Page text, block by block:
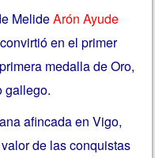
MelideArón Ayude
en el primer
medalla de Oro,
gallego.
afincada en Vigo,
de las conquistas